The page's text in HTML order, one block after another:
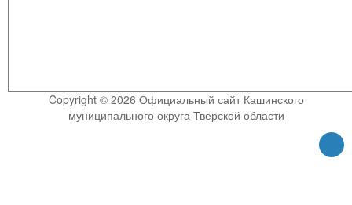
Copyright © 2026 Официальный сайт Кашинского
муниципального округа Тверской области